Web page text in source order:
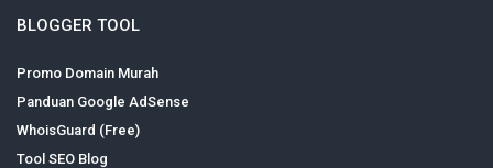
BLOGGER TOOL
Promo Domain Murah
Panduan Google AdSense
WhoisGuard (Free)
Tool SEO Blog